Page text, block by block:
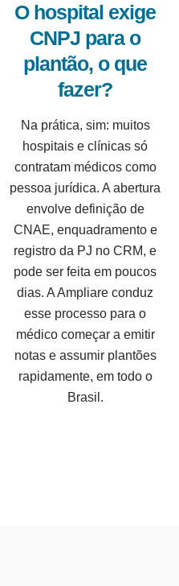
O hospital exige
CNPJ para o
plantão, o que
fazer?
Na prática, sim: muitos
hospitais e clínicas só
contratam médicos como
pessoa jurídica. A abertura
envolve definição de
CNAE, enquadramento e
registro da PJ no CRM, e
pode ser feita em poucos
dias. A Ampliare conduz
esse processo para o
médico começar a emitir
notas e assumir plantões
rapidamente, em todo o
Brasil.